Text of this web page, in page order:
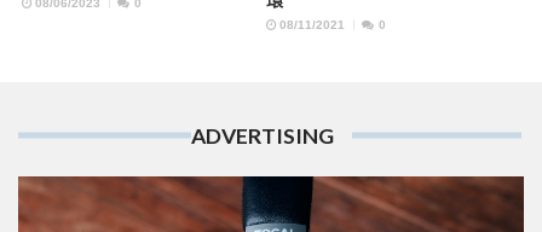
08/06/2023 0
08/11/2021 0
ADVERTISING